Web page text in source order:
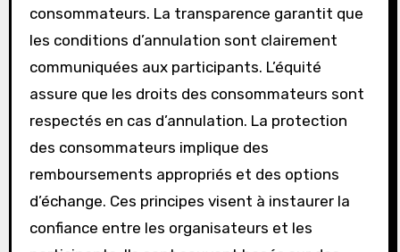
consommateurs. La transparence garantit que
les conditions d’annulation sont clairement
communiquées aux participants. L’équité
assure que les droits des consommateurs sont
respectés en cas d’annulation. La protection
des consommateurs implique des
remboursements appropriés et des options
d’échange. Ces principes visent à instaurer la
confiance entre les organisateurs et les